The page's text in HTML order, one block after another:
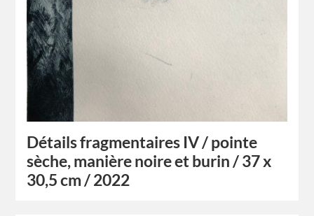
Détails fragmentaires IV / pointe
sèche, manière noire et burin / 37 x
30,5 cm / 2022